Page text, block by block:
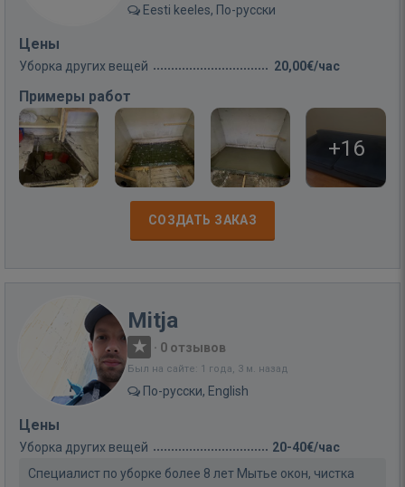
Eesti keeles, По-русски
Цены
Уборка других вещей 20,00€/час
Примеры работ
+16
СОЗДАТЬ ЗАКАЗ
Mitja
· 0 отзывов
Был на сайте: 1 года, 3 м. назад
По-русски, English
Цены
Уборка других вещей
20-40€/час
Специалист по уборке более 8 лет Мытье окон, чистка